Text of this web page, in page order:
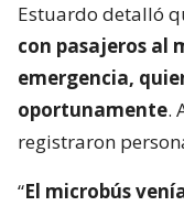
Estuardo detalló
con pasajeros al
emergencia,
oportunamente.
registraron
“El microbús